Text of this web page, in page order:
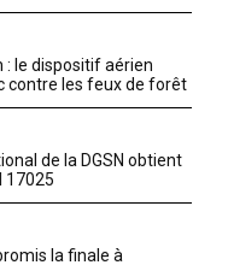
: le dispositif aérien
contre les feux de forêt
de la DGSN obtient
17025
la finale à